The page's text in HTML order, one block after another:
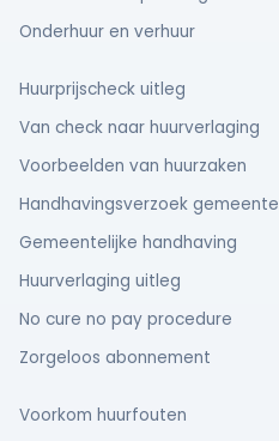
Onderhuur en verhuur
Huurprijscheck uitleg
Van check naar huurverlaging
Voorbeelden van huurzaken
Handhavingsverzoek gemeente
Gemeentelijke handhaving
Huurverlaging uitleg
No cure no pay procedure
Zorgeloos abonnement
Voorkom huurfouten